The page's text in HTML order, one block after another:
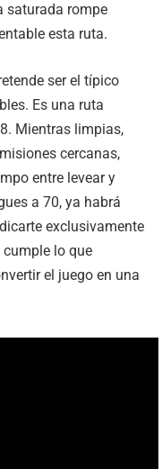
saturada rompe
esta ruta.
ser el típico
Es una ruta
Mientras limpias,
cercanas,
entre levear y
a 70, ya habrá
exclusivamente
lo que
el juego en una